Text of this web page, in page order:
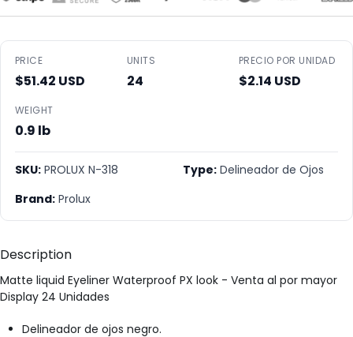
PRICE
$51.42 USD
UNITS
24
PRECIO POR UNIDAD
$2.14 USD
WEIGHT
0.9 lb
SKU: PROLUX N-318 Type: Delineador de Ojos
Brand: Prolux
Description
Matte liquid Eyeliner Waterproof PX look - Venta al por mayor
Display 24 Unidades
Delineador de ojos negro.